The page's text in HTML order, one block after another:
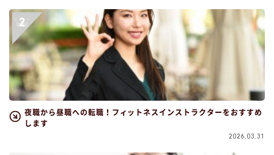
夜職から昼職への転職！フィットネスインストラクターをおすすめ
します
2026.03.31